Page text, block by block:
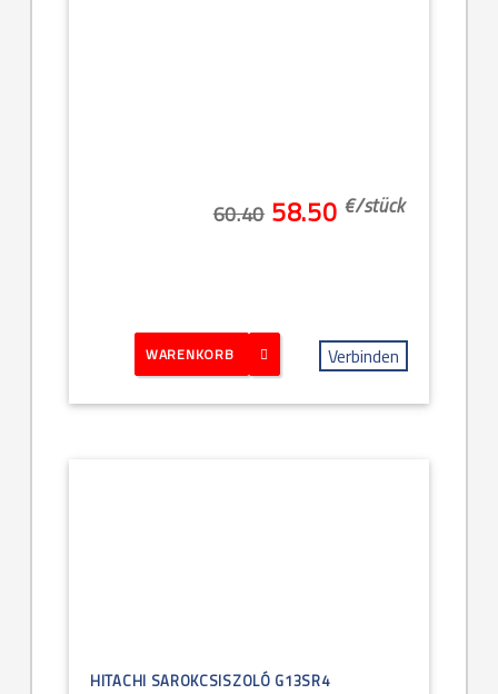
60.40 58.50 €/stück
WARENKORB Verbinden
HITACHI SAROKCSISZOLÓ G13SR4